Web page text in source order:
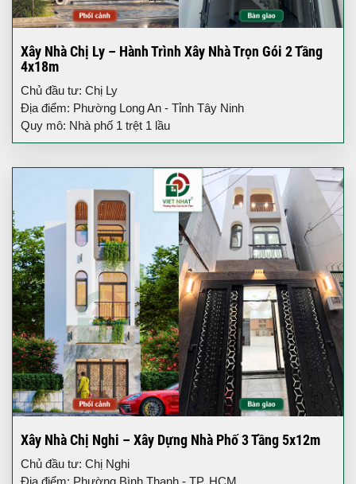
Xây Nhà Chị Ly – Hành Trình Xây Nhà Trọn Gói 2 Tầng
4x18m
Chủ đầu tư: Chị Ly
Địa điểm: Phường Long An - Tỉnh Tây Ninh
Quy mô: Nhà phố 1 trệt 1 lầu
Xây Nhà Chị Nghi – Xây Dựng Nhà Phố 3 Tầng 5x12m
Chủ đầu tư: Chị Nghi
Địa điểm: Phường Bình Thạnh - TP. HCM